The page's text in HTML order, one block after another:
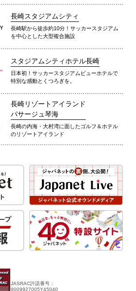
長崎スタジアムシティ
長崎駅から徒歩約10分！サッカースタジアム
を中心とした大型複合施設
スタジアムシティホテル長崎
日本初！サッカースタジアムビューホテルで
特別な感動とくつろぎを。
長崎リゾートアイランド
パサージュ琴海
長崎の内海・大村湾に面したゴルフ＆ホテル
のリゾートアイランド
JASRAC許諾番号：
9009927005Y45040